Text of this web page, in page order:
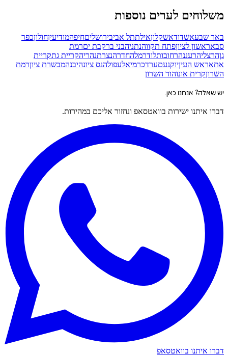
משלוחים לערים נוספות
באר שבעאשדודאשקלוןאילתתל אביבירושליםחיפהמודיעיןחולוןכפר
סבאראשון לציוןפתח תקווהנתניהבני ברקבת יםרמת
גןהרצליהרעננהרחובותלודרמלהחדרהנצרתנהריהקריית גתקריית
אתאראש העיןיוקנעםערדכרמיאלעפולהנס ציונהיבנהמבשרת ציוןרמת
השרוןקרית אונוהוד השרון
יש שאלה? אנחנו כאן.
דברו איתנו ישירות בוואטסאפ ונחזור אליכם במהירות.
דברו איתנו בוואטסאפ